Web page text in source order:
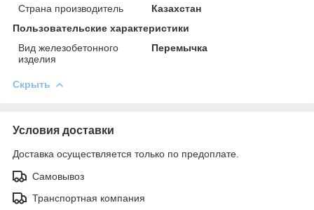
Страна производитель
Казахстан
Пользовательские характеристики
Вид железобетонного
изделия
Перемычка
Скрыть
Условия доставки
Доставка осуществляется только по предоплате.
Самовывоз
Транспортная компания